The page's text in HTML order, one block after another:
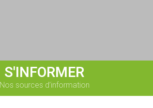
S'INFORMER
Nos sources d’information